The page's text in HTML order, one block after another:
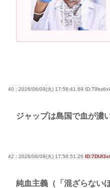
40 : 2026/06/09(火) 17:56:41.69
ジャップは島国で血が濃
42 : 2026/06/09(火) 17:56:51.26
純血主義（「混ざらない